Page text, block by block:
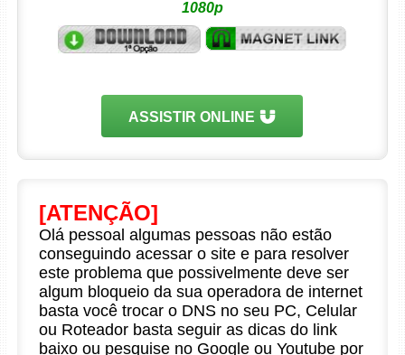
1080p
ASSISTIR ONLINE
[ATENÇÃO]
Olá pessoal algumas pessoas não estão
conseguindo acessar o site e para resolver
este problema que possivelmente deve ser
algum bloqueio da sua operadora de internet
basta você trocar o DNS no seu PC, Celular
ou Roteador basta seguir as dicas do link
baixo ou pesquise no Google ou Youtube por